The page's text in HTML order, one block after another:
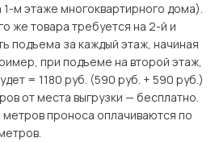
м этаже многоквартирного дома).
же товара требуется на 2-й и
подъема за каждый этаж, начиная
при подъеме на второй этаж,
= 1180 руб. (590 руб. + 590 руб.)
от места выгрузки — бесплатно.
проноса оплачиваются по